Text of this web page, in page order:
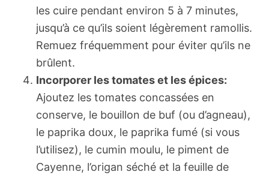
les cuire pendant environ 5 à 7 minutes,
jusqu’à ce qu’ils soient légèrement ramollis.
Remuez fréquemment pour éviter qu’ils ne
brûlent.
Incorporer les tomates et les épices:
Ajoutez les tomates concassées en
conserve, le bouillon de buf (ou d’agneau),
le paprika doux, le paprika fumé (si vous
l’utilisez), le cumin moulu, le piment de
Cayenne, l’origan séché et la feuille de